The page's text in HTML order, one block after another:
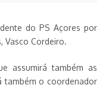
do PS Açores por
Vasco Cordeiro.
assumirá também as
também o coordenador